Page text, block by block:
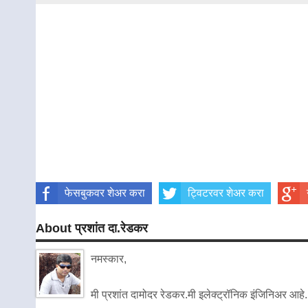
फेसबुकवर शेअर करा ट्विटरवर शेअर करा
About प्रशांत दा.रेडकर
नमस्कार,
मी प्रशांत दामोदर रेडकर.मी इलेक्ट्रॉनिक इंजिनिअर आहे.